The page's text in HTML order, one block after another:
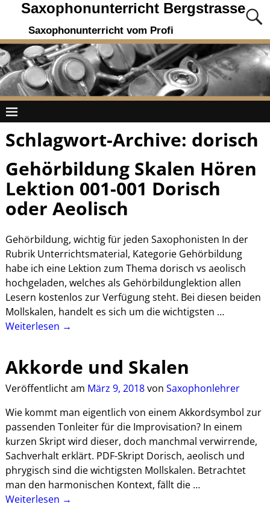
Saxophonunterricht Bergstrasse
Saxophonunterricht vom Profi
Schlagwort-Archive: dorisch
Gehörbildung Skalen Hören
Lektion 001-001 Dorisch
oder Aeolisch
Gehörbildung, wichtig für jeden Saxophonisten In der
Rubrik Unterrichtsmaterial, Kategorie Gehörbildung
habe ich eine Lektion zum Thema dorisch vs aeolisch
hochgeladen, welches als Gehörbildunglektion allen
Lesern kostenlos zur Verfügung steht. Bei diesen beiden
Mollskalen, handelt es sich um die wichtigsten …
Weiterlesen →
Akkorde und Skalen
Veröffentlicht am März 9, 2018von Saxophonlehrer
Wie kommt man eigentlich von einem Akkordsymbol zur
passenden Tonleiter für die Improvisation? In einem
kurzen Skript wird dieser, doch manchmal verwirrende,
Sachverhalt erklärt. PDF-Skript Dorisch, aeolisch und
phrygisch sind die wichtigsten Mollskalen. Betrachtet
man den harmonischen Kontext, fällt die …
Weiterlesen →